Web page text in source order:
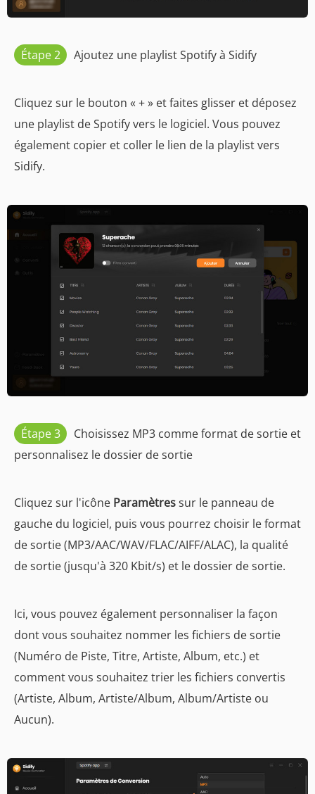
Étape 2 Ajoutez une playlist Spotify à Sidify
Cliquez sur le bouton « + » et faites glisser et déposez
une playlist de Spotify vers le logiciel. Vous pouvez
également copier et coller le lien de la playlist vers
Sidify.
Étape 3
Choisissez MP3 comme format de sortie et
personnalisez le dossier de sortie
Cliquez sur l'icône Paramètressur le panneau de
gauche du logiciel, puis vous pourrez choisir le format
de sortie (MP3/AAC/WAV/FLAC/AIFF/ALAC), la qualité
de sortie (jusqu'à 320 Kbit/s) et le dossier de sortie.
Ici, vous pouvez également personnaliser la façon
dont vous souhaitez nommer les fichiers de sortie
(Numéro de Piste, Titre, Artiste, Album, etc.) et
comment vous souhaitez trier les fichiers convertis
(Artiste, Album, Artiste/Album, Album/Artiste ou
Aucun).